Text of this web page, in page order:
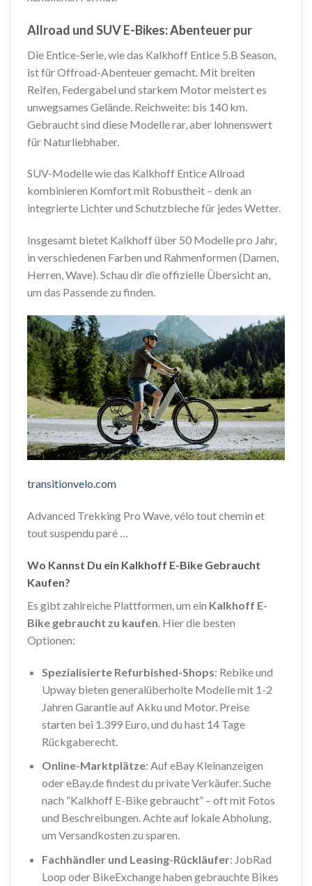
Allroad und SUV E-Bikes: Abenteuer pur
Die Entice-Serie, wie das Kalkhoff Entice 5.B Season,
ist für Offroad-Abenteuer gemacht. Mit breiten
Reifen, Federgabel und starkem Motor meistert es
unwegsames Gelände. Reichweite: bis 140 km.
Gebraucht sind diese Modelle rar, aber lohnenswert
für Naturliebhaber.
SUV-Modelle wie das Kalkhoff Entice Allroad
kombinieren Komfort mit Robustheit – denk an
integrierte Lichter und Schutzbleche für jedes Wetter.
Insgesamt bietet Kalkhoff über 50 Modelle pro Jahr,
in verschiedenen Farben und Rahmenformen (Damen,
Herren, Wave). Schau dir die offizielle Übersicht an,
um das Passende zu finden.
transitionvelo.com
Advanced Trekking Pro Wave, vélo tout chemin et
tout suspendu paré …
Wo Kannst Du ein Kalkhoff E-Bike Gebraucht
Kaufen?
Es gibt zahlreiche Plattformen, um ein Kalkhoff E-
Bike gebraucht zu kaufen . Hier die besten
Optionen:
Spezialisierte Refurbished-Shops: Rebike und
Upway bieten generalüberholte Modelle mit 1-2
Jahren Garantie auf Akku und Motor. Preise
starten bei 1.399 Euro, und du hast 14 Tage
Rückgaberecht.
Online-Marktplätze: Auf eBay Kleinanzeigen
oder eBay.de findest du private Verkäufer. Suche
nach “Kalkhoff E-Bike gebraucht” – oft mit Fotos
und Beschreibungen. Achte auf lokale Abholung,
um Versandkosten zu sparen.
Fachhändler und Leasing-Rückläufer: JobRad
Loop oder BikeExchange haben gebrauchte Bikes